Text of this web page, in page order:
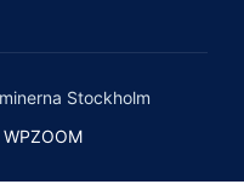
Stockholm
WPZOOM